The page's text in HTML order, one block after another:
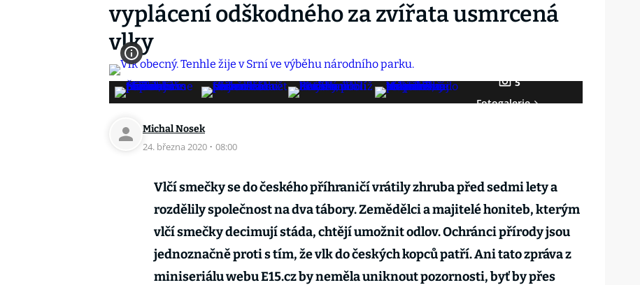
vyplácení odškodného za zvířata usmrcená
vlky
5
Fotogalerie
Michal Nosek
24. března 2020 · 08:00
Vlčí smečky se do českého příhraničí vrátily zhruba před sedmi lety a
rozdělily společnost na dva tábory. Zemědělci a majitelé honiteb, kterým
vlčí smečky decimují stáda, chtějí umožnit odlov. Ochránci přírody jsou
jednoznačně proti s tím, že vlk do českých kopců patří. Ani tato zpráva z
miniseriálu webu E15.cz by neměla uniknout pozornosti, byť by přes